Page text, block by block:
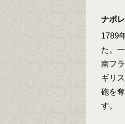
ナポ
1789
た。
南フ
ギリ
砲を
す。